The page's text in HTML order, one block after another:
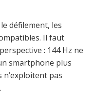
défilement, les
Il faut
: 144 Hz ne
smartphone plus
pas